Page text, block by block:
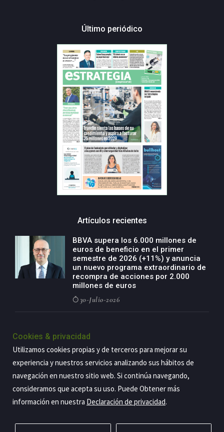
Último periódico
Artículos recientes
BBVA supera los 6.000 millones de
euros de beneficio en el primer
semestre de 2026 (+11%) y anuncia
un nuevo programa extraordinario de
recompra de acciones por 2.000
millones de euros
30-Julio-2026
negocio agro con un modelo global
de especialización presente en siete
países
29-Julio-2026
Cookies & privacidad
Utilizamos cookies propias y de terceros para mejorar su
experiencia y nuestros servicios analizando sus hábitos de
navegación en nuestro sitio web. Si continúa navegando,
consideramos que acepta su uso. Puede Obtener más
información en nuestra Declaración de privacidad.